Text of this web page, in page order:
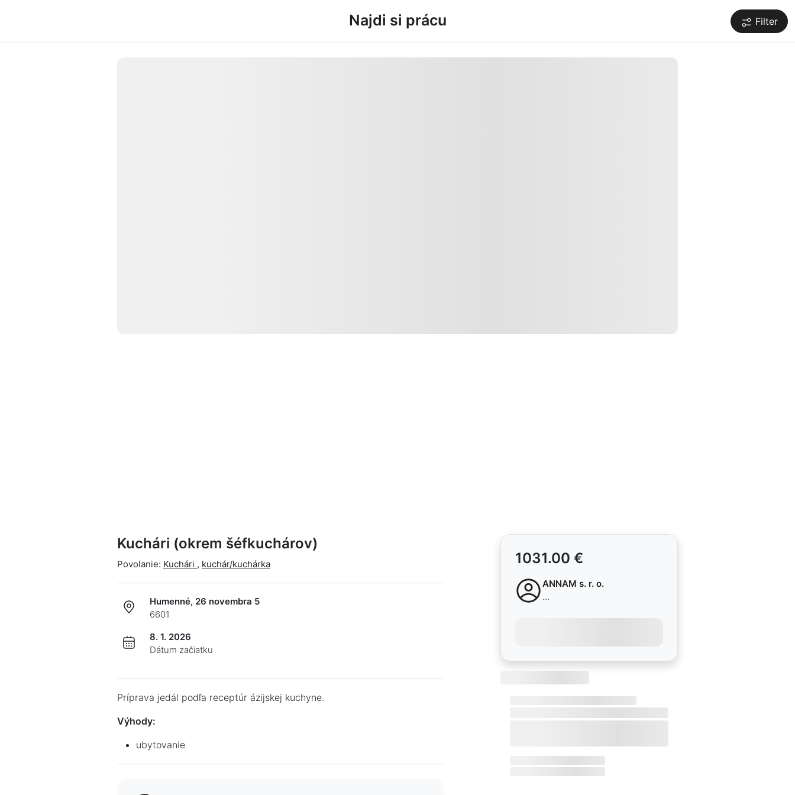
Najdi si prácu Filter
Kuchári (okrem šéfkuchárov)
Povolanie: Kuchári , kuchár/kuchárka
Humenné, 26 novembra 5
6601
8. 1. 2026
Dátum začiatku
Príprava jedál podľa receptúr ázijskej kuchyne.
Výhody:
ubytovanie
1031.00 €
ANNAM s. r. o.
...